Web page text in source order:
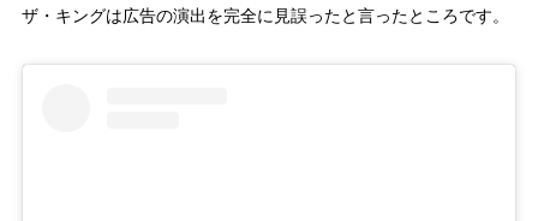
ザ・キングは広告の演出を完全に見誤ったと言ったところです。